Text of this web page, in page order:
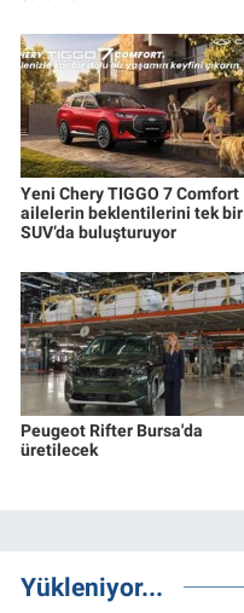
Yeni Chery TIGGO 7 Comfort
ailelerin beklentilerini tek bir
SUV’da buluşturuyor
Peugeot Rifter Bursa'da
üretilecek
Yükleniyor...